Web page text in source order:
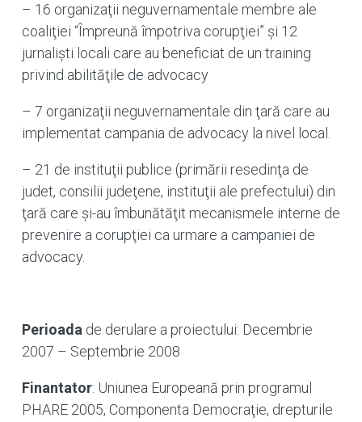
– 16 organizaţii neguvernamentale membre ale
coaliţiei “Împreună împotriva corupţiei” şi 12
jurnalişti locali care au beneficiat de un training
privind abilităţile de advocacy
– 7 organizaţii neguvernamentale din ţară care au
implementat campania de advocacy la nivel local.
– 21 de instituţii publice (primării resedinţa de
judet, consilii judeţene, instituţii ale prefectului) din
ţară care şi-au îmbunătăţit mecanismele interne de
prevenire a corupţiei ca urmare a campaniei de
advocacy.
Perioada de derulare a proiectului: Decembrie
2007 – Septembrie 2008
Finantator: Uniunea Europeană prin programul
PHARE 2005, Componenta Democraţie, drepturile